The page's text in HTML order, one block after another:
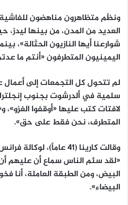
ونظّم متظاهرون مناهضون
العديد من المدن، من بينها ليدز،
شوارعنا أيها النازيون الحثالة»،
اليمينيون المتطرفون «أنتم ما
لم تتحول كل التجمعات إلى
سلمية في ألدرشوت بجنوب
لافتات كتب عليها «أوقفوا
المتطرف، نحن فقط على حق».
وقالت كارينا (41 عاماً)،
«لقد سئم الناس سماع أن عليهم أن
البيض، ومن الطبقة العاملة، أنا
البيضاء».